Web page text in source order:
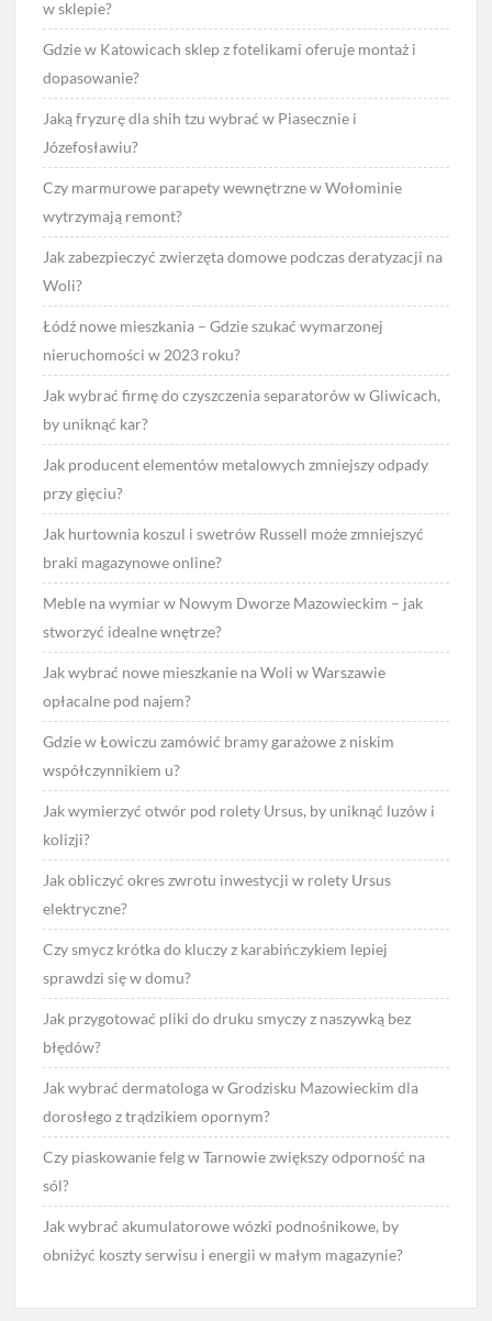
w sklepie?
Gdzie w Katowicach sklep z fotelikami oferuje montaż i
dopasowanie?
Jaką fryzurę dla shih tzu wybrać w Piasecznie i
Józefosławiu?
Czy marmurowe parapety wewnętrzne w Wołominie
wytrzymają remont?
Jak zabezpieczyć zwierzęta domowe podczas deratyzacji na
Woli?
Łódź nowe mieszkania – Gdzie szukać wymarzonej
nieruchomości w 2023 roku?
Jak wybrać firmę do czyszczenia separatorów w Gliwicach,
by uniknąć kar?
Jak producent elementów metalowych zmniejszy odpady
przy gięciu?
Jak hurtownia koszul i swetrów Russell może zmniejszyć
braki magazynowe online?
Meble na wymiar w Nowym Dworze Mazowieckim – jak
stworzyć idealne wnętrze?
Jak wybrać nowe mieszkanie na Woli w Warszawie
opłacalne pod najem?
Gdzie w Łowiczu zamówić bramy garażowe z niskim
współczynnikiem u?
Jak wymierzyć otwór pod rolety Ursus, by uniknąć luzów i
kolizji?
Jak obliczyć okres zwrotu inwestycji w rolety Ursus
elektryczne?
Czy smycz krótka do kluczy z karabińczykiem lepiej
sprawdzi się w domu?
Jak przygotować pliki do druku smyczy z naszywką bez
błędów?
Jak wybrać dermatologa w Grodzisku Mazowieckim dla
dorosłego z trądzikiem opornym?
Czy piaskowanie felg w Tarnowie zwiększy odporność na
sól?
Jak wybrać akumulatorowe wózki podnośnikowe, by
obniżyć koszty serwisu i energii w małym magazynie?